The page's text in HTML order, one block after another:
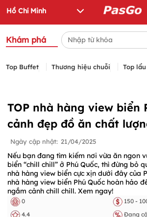
Khám phá
Top Buffet Thương hiệu chuỗi Top
TOP nhà hàng view biển
cảnh đẹp đồ ăn chất
Ngày cập nhật: 21/04/2025
Nếu bạn đang tìm kiếm nơi vừa ăn ngon
biển “chill chill” ở Phú Quốc, thì đừng bỏ
nhà hàng view biển cực xịn dưới đây của
nhà hàng view biển Phú Quốc hoàn hảo
ngắm cảnh chill chill. Xem ngay!
0
150 -
4.4
Đang